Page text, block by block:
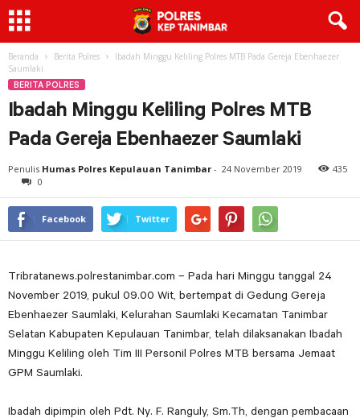
Beranda Berita Polres
Ibadah Minggu Keliling Polres MTB Pada Gereja Ebenhaezer
Saumlaki
BERITA POLRES
Ibadah Minggu Keliling Polres MTB
Pada Gereja Ebenhaezer Saumlaki
Penulis Humas Polres Kepulauan Tanimbar - 24 November 2019
435
0
Facebook Twitter
Tribratanews.polrestanimbar.com – Pada hari Minggu tanggal 24
November 2019, pukul 09.00 Wit, bertempat di Gedung Gereja
Ebenhaezer Saumlaki, Kelurahan Saumlaki Kecamatan Tanimbar
Selatan Kabupaten Kepulauan Tanimbar, telah dilaksanakan Ibadah
Minggu Keliling oleh Tim III Personil Polres MTB bersama Jemaat
GPM Saumlaki.
Ibadah dipimpin oleh Pdt. Ny. F. Ranguly, Sm.Th, dengan pembacaan